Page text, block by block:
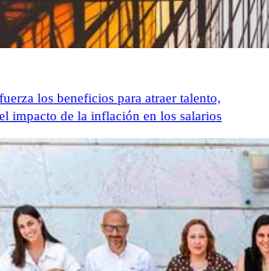
los beneficios para atraer talento,
impacto de la inflación en los salarios